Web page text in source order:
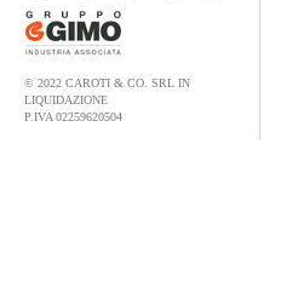
© 2022 CAROTI & CO. SRL IN
LIQUIDAZIONE
P.IVA 02259620504